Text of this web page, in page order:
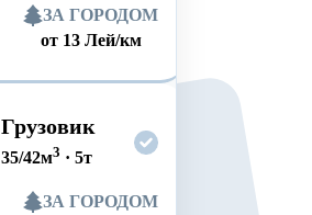
ЗА ГОРОДОМ
от 13 Лей/км
Грузовик
35/42м3 · 5т
ЗА ГОРОДОМ